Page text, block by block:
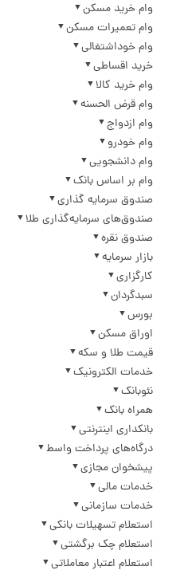
وام خرید مسکن
وام تعمیرات مسکن
وام خوداشتغالی
خرید اقساطی
وام خرید کالا
وام قرض الحسنه
وام ازدواج
وام خودرو
وام دانشجویی
وام بر اساس بانک
صندوق سرمایه گذاری
صندوق‌های سرمایه‌گذاری طلا
صندوق نقره
بازار سرمایه
کارگزاری
سبدگردان
بورس
اوراق مسکن
قیمت طلا و سکه
خدمات الکترونیک
نئوبانک
همراه بانک
بانکداری اینترنتی
درگاه‌های پرداخت واسط
پیشخوان مجازی
خدمات مالی
خدمات سازمانی
استعلام تسهیلات بانکی
استعلام چک برگشتی
استعلام اعتبار معاملاتی